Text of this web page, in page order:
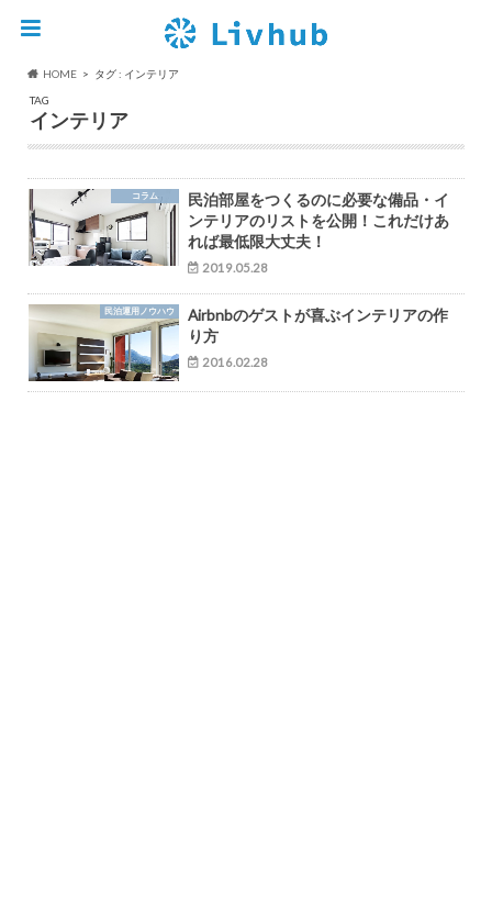
HOME
タグ : インテリア
TAG
インテリア
コラム
民泊部屋をつくるのに必要な備品・イ
ンテリアのリストを公開！これだけあ
れば最低限大丈夫！
2019.05.28
民泊運用ノウハウ
Airbnbのゲストが喜ぶインテリアの作
り方
2016.02.28